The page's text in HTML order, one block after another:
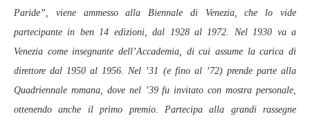
Paride”, viene ammesso alla Biennale di Venezia, che lo vide
partecipante in ben 14 edizioni, dal 1928 al 1972. Nel 1930 va a
Venezia come insegnante dell’Accademia, di cui assume la carica di
direttore dal 1950 al 1956. Nel ’31 (e fino al ’72) prende parte alla
Quadriennale romana, dove nel ’39 fu invitato con mostra personale,
ottenendo anche il primo premio. Partecipa alla grandi rassegne